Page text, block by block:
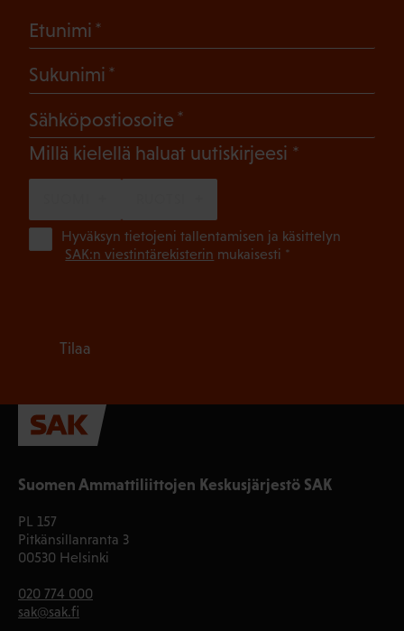
Suomen Ammattiliittojen Keskusjärjestö SAK
PL 157
Pitkänsillanranta 3
00530 Helsinki
020 774 000
sak@sak.fi
Etunimi
Sukunimi
Sähköpostiosoite
Millä kielellä haluat uutiskirjeesi (Pakollinen)
Hyväksyn tietojeni tallentamisen ja käsittelyn
SAK:n viestintärekisterin mukaisesti *
Tilaa